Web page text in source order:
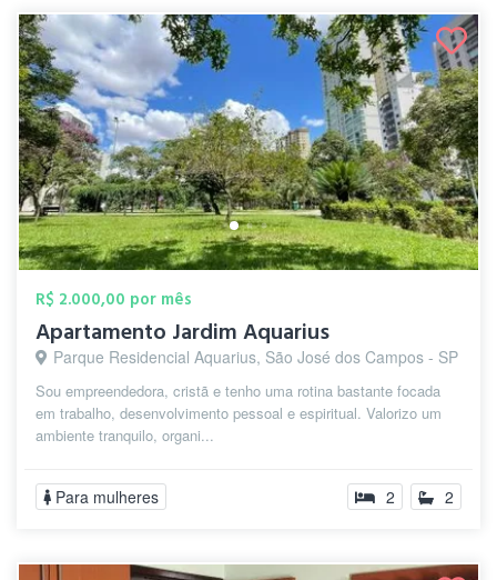
R$ 2.000,00 por mês
Apartamento Jardim Aquarius
Parque Residencial Aquarius, São José dos Campos - SP
Sou empreendedora, cristã e tenho uma rotina bastante focada
em trabalho, desenvolvimento pessoal e espiritual. Valorizo um
ambiente tranquilo, organi...
Para mulheres 2 2